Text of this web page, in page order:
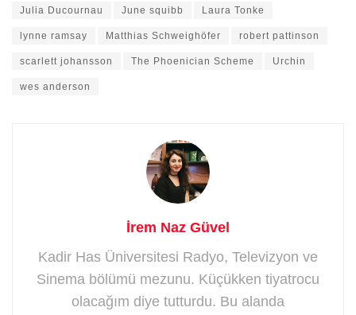
Julia Ducournau June squibb Laura Tonke
lynne ramsay Matthias Schweighöfer robert pattinson
scarlett johansson The Phoenician Scheme Urchin
wes anderson
İrem Naz Güvel
Kadir Has Üniversitesi Radyo, Televizyon ve
Sinema bölümü mezunu. Küçükken tiyatrocu
olacağım diye tutturdu. Bu alanda